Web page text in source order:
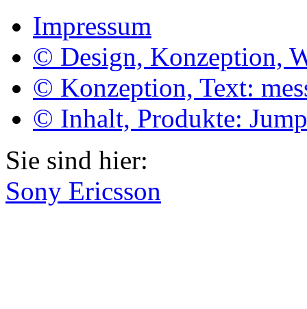
Impressum
© Design, Konzeption,
© Konzeption, Text:
© Inhalt, Produkte:
Sie sind hier:
Sony Ericsson